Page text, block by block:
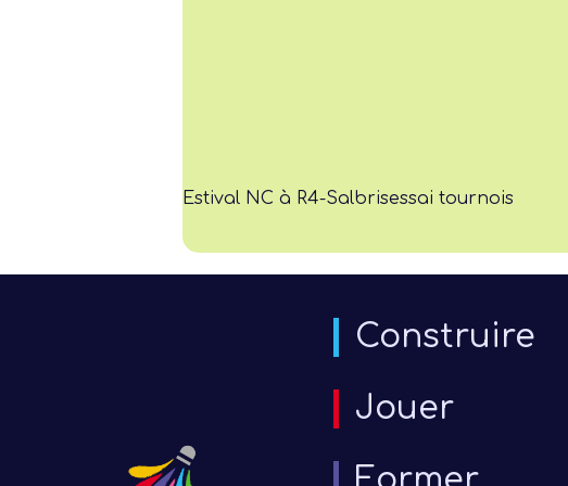
Estival NC à R4-Salbrisessai tournois
Construire
Jouer